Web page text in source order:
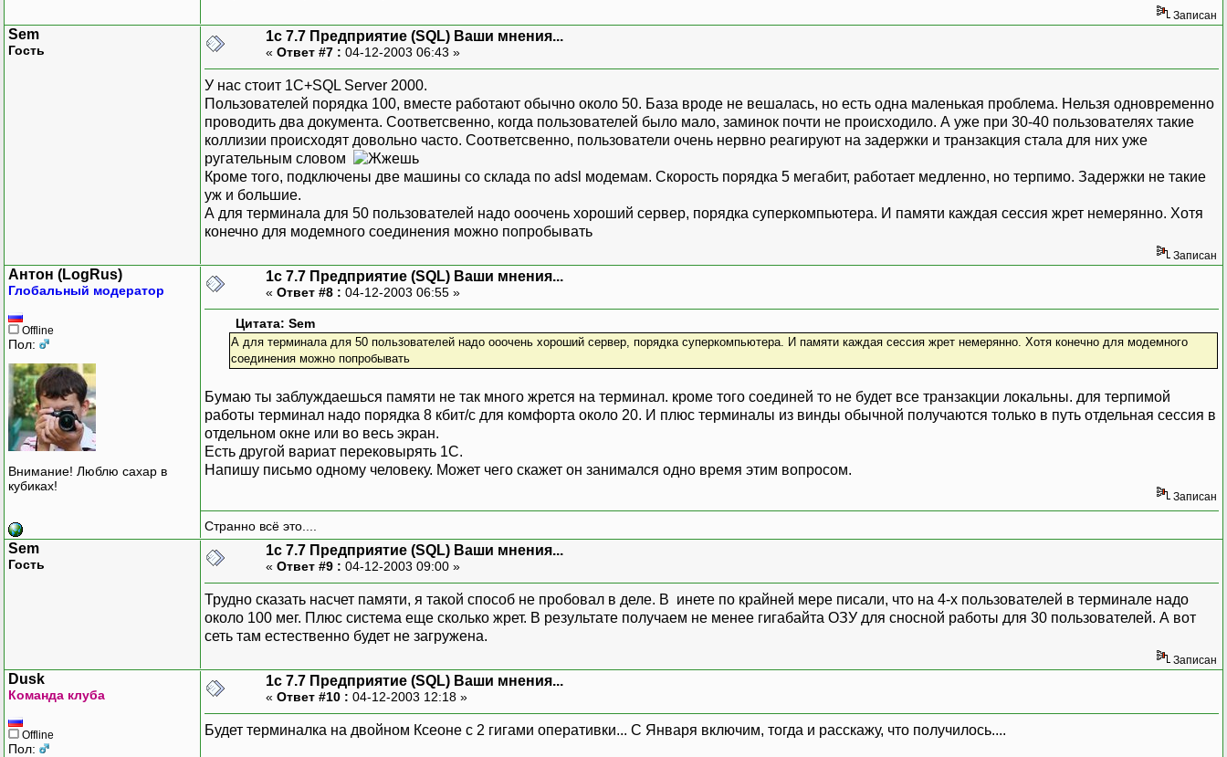
Записан
Sem
Гость
1с 7.7 Предприятие (SQL) Ваши мнения...
« Ответ #7 : 04-12-2003 06:43 »
У нас стоит 1С+SQL Server 2000.
Пользователей порядка 100, вместе работают обычно около 50. База вроде не вешалась, но есть одна маленькая проблема. Нельзя одновременно
проводить два документа. Соответсвенно, когда пользователей было мало, заминок почти не происходило. А уже при 30-40 пользователях такие
коллизии происходят довольно часто. Соответсвенно, пользователи очень нервно реагируют на задержки и транзакция стала для них уже
ругательным словом
Кроме того, подключены две машины со склада по adsl модемам. Скорость порядка 5 мегабит, работает медленно, но терпимо. Задержки не такие
уж и большие.
А для терминала для 50 пользователей надо ооочень хороший сервер, порядка суперкомпьютера. И памяти каждая сессия жрет немерянно. Хотя
конечно для модемного соединения можно попробывать
Записан
Антон (LogRus)
Глобальный модератор
Offline
Пол:
Внимание! Люблю сахар в
кубиках!
1с 7.7 Предприятие (SQL) Ваши мнения...
« Ответ #8 : 04-12-2003 06:55 »
Цитата: Sem
А для терминала для 50 пользователей надо ооочень хороший сервер, порядка суперкомпьютера. И памяти каждая сессия жрет немерянно. Хотя конечно для модемного
соединения можно попробывать
Бумаю ты заблуждаешься памяти не так много жрется на терминал. кроме того соединей то не будет все транзакции локальны. для терпимой
работы терминал надо порядка 8 кбит/с для комфорта около 20. И плюс терминалы из винды обычной получаются только в путь отдельная сессия в
отдельном окне или во весь экран.
Есть другой вариат перековырять 1С.
Напишу письмо одному человеку. Может чего скажет он занимался одно время этим вопросом.
Записан
Странно всё это....
Sem
Гость
1с 7.7 Предприятие (SQL) Ваши мнения...
« Ответ #9 : 04-12-2003 09:00 »
Трудно сказать насчет памяти, я такой способ не пробовал в деле. В инете по крайней мере писали, что на 4-х пользователей в терминале надо
около 100 мег. Плюс система еще сколько жрет. В результате получаем не менее гигабайта ОЗУ для сносной работы для 30 пользователей. А вот
сеть там естественно будет не загружена.
Записан
Dusk
Команда клуба
Offline
Пол:
1с 7.7 Предприятие (SQL) Ваши мнения...
« Ответ #10 : 04-12-2003 12:18 »
Будет терминалка на двойном Ксеоне с 2 гигами оперативки... С Января включим, тогда и расскажу, что получилось....